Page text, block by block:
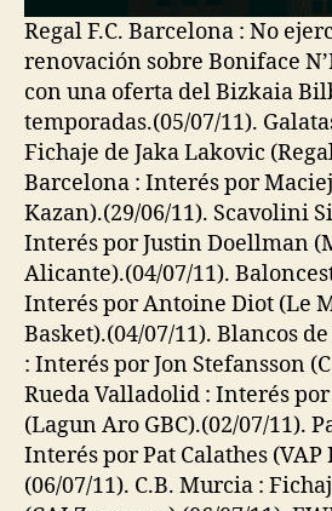
Regal F.C. Barcelona : No
renovación sobre Boniface
con una oferta del Bizkaia
temporadas.(05/07/11).
Fichaje de Jaka Lakovic
Barcelona : Interés por
Kazan).(29/06/11). Scavolini
Interés por Justin Doellman
Alicante).(04/07/11).
Interés por Antoine Diot (Le
Basket).(04/07/11). Blancos
: Interés por Jon Stefansson
Rueda Valladolid : Interés
(Lagun Aro GBC).(02/07/11).
Interés por Pat Calathes (VAP
(06/07/11). C.B. Murcia :